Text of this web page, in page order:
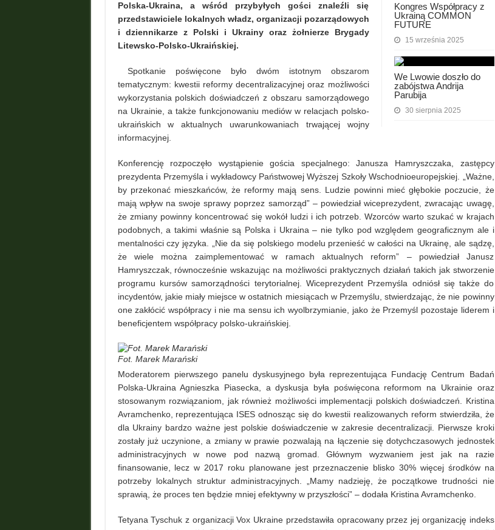
Kongres Współpracy z
Ukrainą COMMON
FUTURE
15 września 2025
We Lwowie doszło do
zabójstwa Andrija
Parubija
30 sierpnia 2025
Polska-Ukraina, a wśród przybyłych gości znaleźli się
przedstawiciele lokalnych władz, organizacji pozarządowych
i dziennikarze z Polski i Ukrainy oraz żołnierze Brygady
Litewsko-Polsko-Ukraińskiej.
Spotkanie poświęcone było dwóm istotnym obszarom
tematycznym: kwestii reformy decentralizacyjnej oraz możliwości
wykorzystania polskich doświadczeń z obszaru samorządowego
na Ukrainie, a także funkcjonowaniu mediów w relacjach polsko-
ukraińskich w aktualnych uwarunkowaniach trwającej wojny
informacyjnej.
Konferencję rozpoczęło wystąpienie gościa specjalnego: Janusza Hamryszczaka, zastępcy
prezydenta Przemyśla i wykładowcy Państwowej Wyższej Szkoły Wschodnioeuropejskiej. „Ważne,
by przekonać mieszkańców, że reformy mają sens. Ludzie powinni mieć głębokie poczucie, że
mają wpływ na swoje sprawy poprzez samorząd” – powiedział wiceprezydent, zwracając uwagę,
że zmiany powinny koncentrować się wokół ludzi i ich potrzeb. Wzorców warto szukać w krajach
podobnych, a takimi właśnie są Polska i Ukraina – nie tylko pod względem geograficznym ale i
mentalności czy języka. „Nie da się polskiego modelu przenieść w całości na Ukrainę, ale sądzę,
że wiele można zaimplementować w ramach aktualnych reform” – powiedział Janusz
Hamryszczak, równocześnie wskazując na możliwości praktycznych działań takich jak stworzenie
programu kursów samorządności terytorialnej. Wiceprezydent Przemyśla odniósł się także do
incydentów, jakie miały miejsce w ostatnich miesiącach w Przemyślu, stwierdzając, że nie powinny
one zakłócić współpracy i nie ma sensu ich wyolbrzymianie, jako że Przemyśl pozostaje liderem i
beneficjentem współpracy polsko-ukraińskiej.
Fot. Marek Marański
Moderatorem pierwszego panelu dyskusyjnego była reprezentująca Fundację Centrum Badań
Polska-Ukraina Agnieszka Piasecka, a dyskusja była poświęcona reformom na Ukrainie oraz
stosowanym rozwiązaniom, jak również możliwości implementacji polskich doświadczeń. Kristina
Avramchenko, reprezentująca ISES odnosząc się do kwestii realizowanych reform stwierdziła, że
dla Ukrainy bardzo ważne jest polskie doświadczenie w zakresie decentralizacji. Pierwsze kroki
zostały już uczynione, a zmiany w prawie pozwalają na łączenie się dotychczasowych jednostek
administracyjnych w nowe pod nazwą gromad. Głównym wyzwaniem jest jak na razie
finansowanie, lecz w 2017 roku planowane jest przeznaczenie blisko 30% więcej środków na
potrzeby lokalnych struktur administracyjnych. „Mamy nadzieję, że początkowe trudności nie
sprawią, że proces ten będzie mniej efektywny w przyszłości” – dodała Kristina Avramchenko.
Tetyana Tyschuk z organizacji Vox Ukraine przedstawiła opracowany przez jej organizację indeks